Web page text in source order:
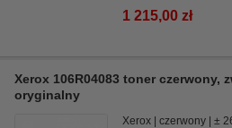
1 215,00 zł
Xerox 106R04083 toner czerwony,
oryginalny
Xerox czerwony ±